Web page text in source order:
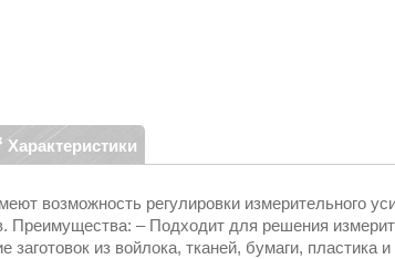
Характеристики
возможность регулировки измерительного
Преимущества: – Подходит для решения
заготовок из войлока, тканей, бумаги,